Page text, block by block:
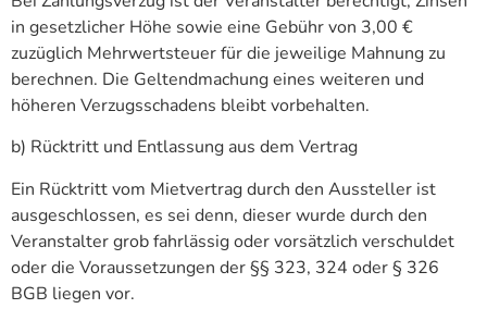
in gesetzlicher Höhe sowie eine Gebühr von 3,00 €
zuzüglich Mehrwertsteuer für die jeweilige Mahnung zu
berechnen. Die Geltendmachung eines weiteren und
höheren Verzugsschadens bleibt vorbehalten.
b) Rücktritt und Entlassung aus dem Vertrag
Ein Rücktritt vom Mietvertrag durch den Aussteller ist
ausgeschlossen, es sei denn, dieser wurde durch den
Veranstalter grob fahrlässig oder vorsätzlich verschuldet
oder die Voraussetzungen der §§ 323, 324 oder § 326
BGB liegen vor.